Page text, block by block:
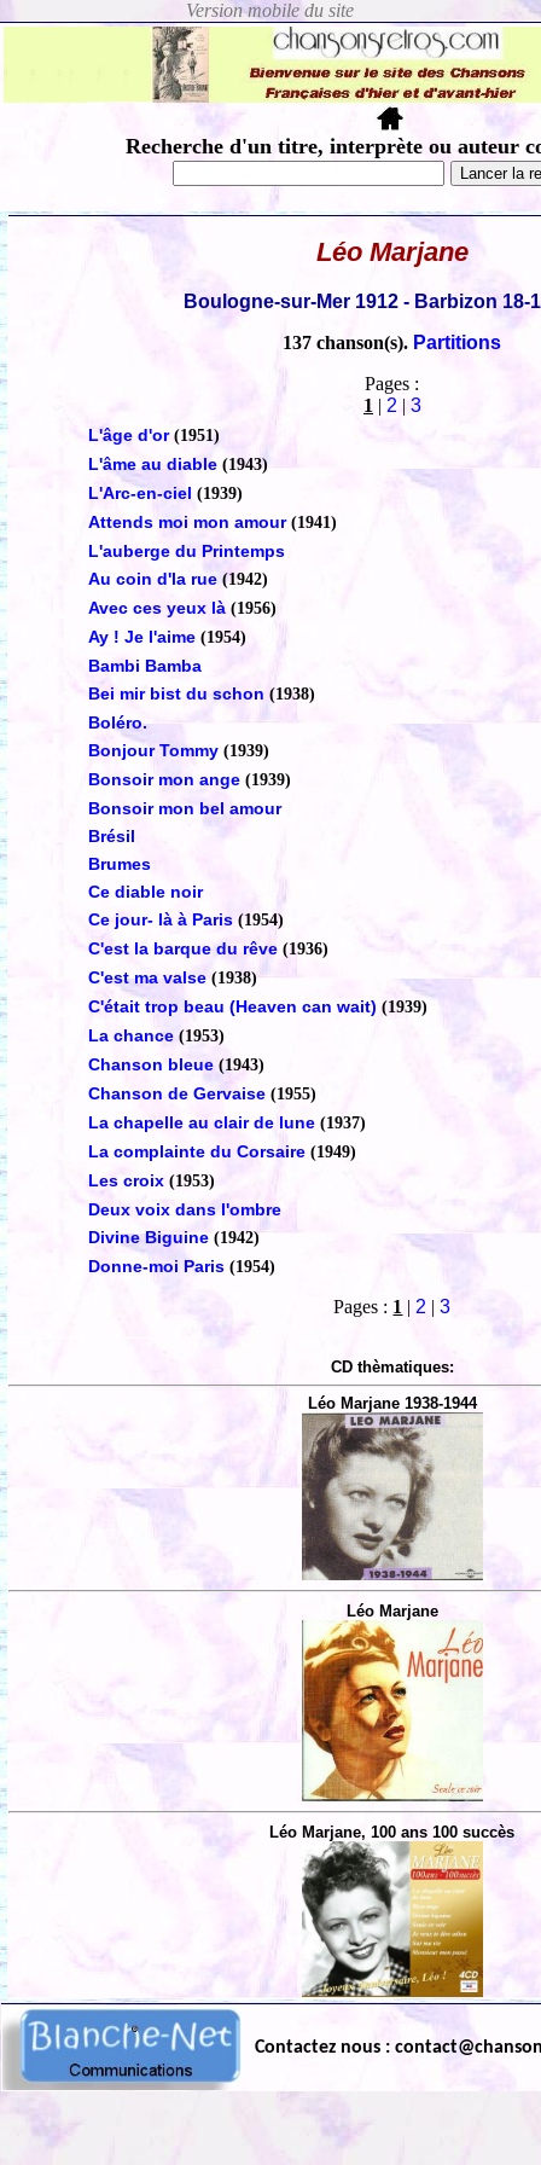
Recherche d'un titre, interprète ou auteur
Léo Marjane
Boulogne-sur-Mer 1912 - Barbizon 18-
137 chanson(s). Partitions
Pages :
1 | 2 | 3
L'âge d'or (1951)
L'âme au diable (1943)
L'Arc-en-ciel (1939)
Attends moi mon amour (1941)
L'auberge du Printemps
Au coin d'la rue (1942)
Avec ces yeux là (1956)
Ay ! Je l'aime (1954)
Bambi Bamba
Bei mir bist du schon (1938)
Boléro.
Bonjour Tommy (1939)
Bonsoir mon ange (1939)
Bonsoir mon bel amour
Brésil
Brumes
Ce diable noir
Ce jour- là à Paris (1954)
C'est la barque du rêve (1936)
C'est ma valse (1938)
C'était trop beau (Heaven can wait) (1939)
La chance (1953)
Chanson bleue (1943)
Chanson de Gervaise (1955)
La chapelle au clair de lune (1937)
La complainte du Corsaire (1949)
Les croix (1953)
Deux voix dans l'ombre
Divine Biguine (1942)
Donne-moi Paris (1954)
Pages : 1 | 2 |3
CD thèmatiques:
Léo Marjane 1938-1944
Léo Marjane
Léo Marjane, 100 ans 100 succès
Contactez nous :